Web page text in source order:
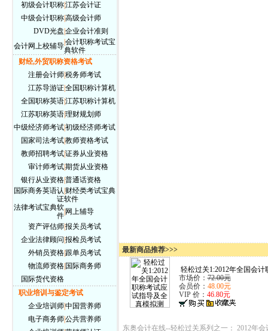
初级会计职称|江苏会计证
中级会计职称|高级会计师
DVD光盘 企业会计准则
会计网上校辅导会计职称考试宝
典软件
财经,外贸职称资格考试
注册会计师|税务师考试
江苏导游证|全国职称计算机
全国职称英语|江苏职称计算机
江苏职称英语|理财规划师
中级经济师考试|初级经济师考试
国家司法考试|教师资格考试
教师招聘考试|证券从业资格
审计师考试|期货从业资格
银行从业资格|普通话资格
国际商务英语认
证
财经类考试宝典
软件
法律考试宝典软
件| 网上辅导
资产评估师|报关员考试
企业法律顾问 报检员考试
外销员资格|跟单员考试
物流师资格| 国际商务师
国际货代资格
职业培训与鉴定考试
企业培训师|中国营养师
电子商务师|公共营养师
最新商品推荐>>>
轻松过关1:2012年全国会计
市场价：72.00元
会员价： 48.00元
VIP 价： 46.80元
东奥会计在线--轻松过关系列之一： 2012年